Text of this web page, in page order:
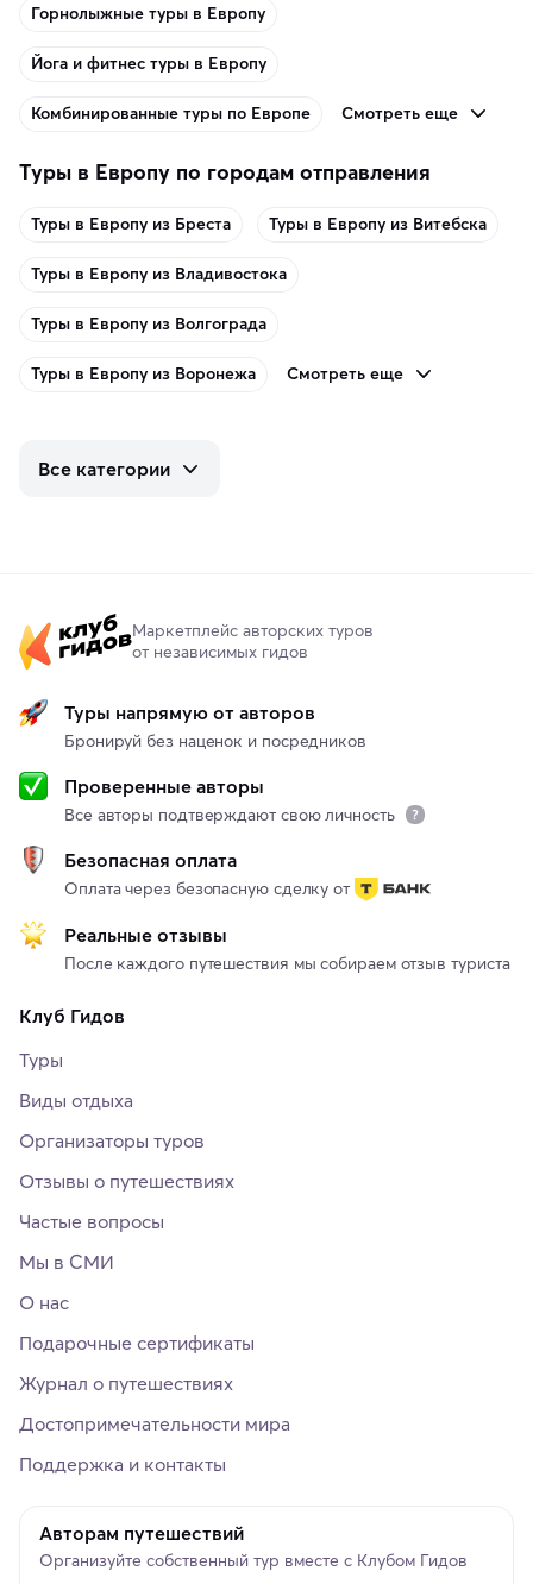
Горнолыжные туры в Европу
Йога и фитнес туры в Европу
Комбинированные туры по Европе Смотреть еще
Туры в Европу по городам отправления
Туры в Европу из Бреста Туры в Европу из Витебска
Туры в Европу из Владивостока
Туры в Европу из Волгограда
Туры в Европу из Воронежа Смотреть еще
Все категории
Маркетплейс авторских туров
от независимых гидов
Туры напрямую от авторов
Бронируй без наценок и посредников
Проверенные авторы
Все авторы подтверждают свою личность
Безопасная оплата
Оплата через безопасную сделку от
Реальные отзывы
После каждого путешествия мы собираем отзыв туриста
Клуб Гидов
Туры
Виды отдыха
Организаторы туров
Отзывы о путешествиях
Частые вопросы
Мы в СМИ
О нас
Подарочные сертификаты
Журнал о путешествиях
Достопримечательности мира
Поддержка и контакты
Авторам путешествий
Организуйте собственный тур вместе с Клубом Гидов